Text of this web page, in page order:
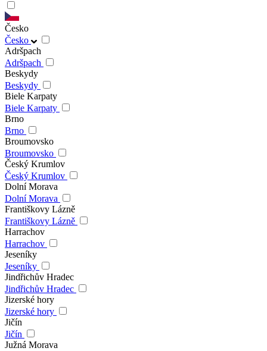
Česko
Česko
Adršpach
Adršpach
Beskydy
Beskydy
Biele Karpaty
Biele Karpaty
Brno
Brno
Broumovsko
Broumovsko
Český Krumlov
Český Krumlov
Dolní Morava
Dolní Morava
Františkovy Lázně
Františkovy Lázně
Harrachov
Harrachov
Jeseníky
Jeseníky
Jindřichův Hradec
Jindřichův Hradec
Jizerské hory
Jizerské hory
Jičín
Jičín
Južná Morava